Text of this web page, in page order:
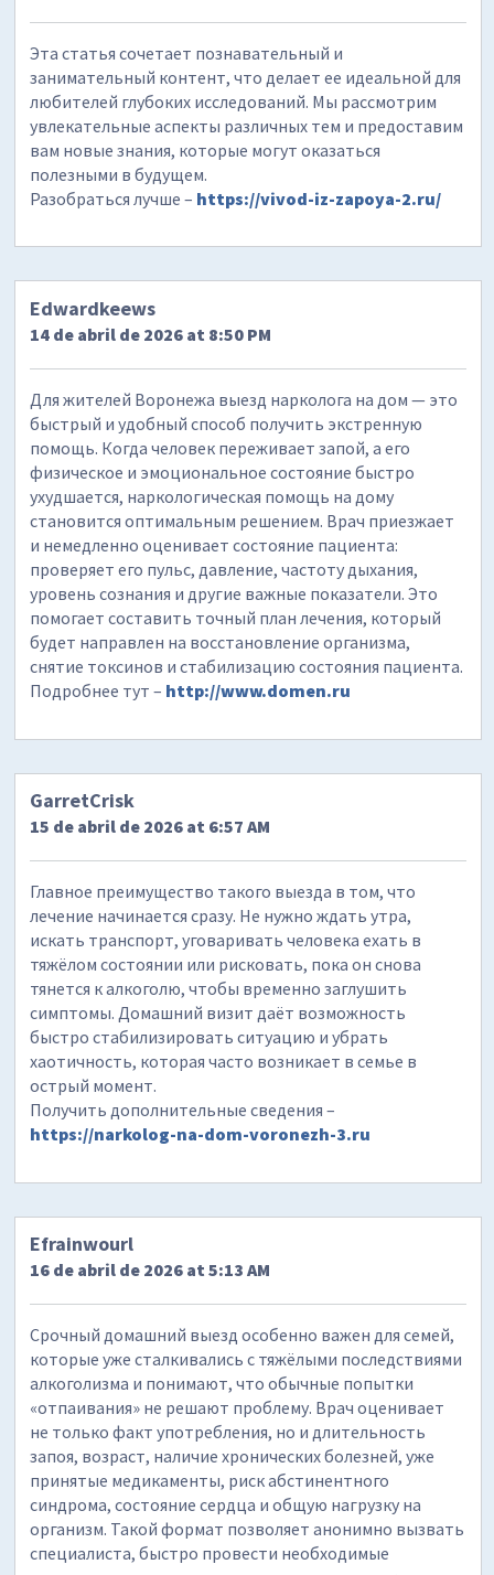
Эта статья сочетает познавательный и
занимательный контент, что делает ее идеальной для
любителей глубоких исследований. Мы рассмотрим
увлекательные аспекты различных тем и предоставим
вам новые знания, которые могут оказаться
полезными в будущем.
Разобраться лучше – https://vivod-iz-zapoya-2.ru/
Edwardkeews
14 de abril de 2026 at 8:50 PM
Для жителей Воронежа выезд нарколога на дом — это
быстрый и удобный способ получить экстренную
помощь. Когда человек переживает запой, а его
физическое и эмоциональное состояние быстро
ухудшается, наркологическая помощь на дому
становится оптимальным решением. Врач приезжает
и немедленно оценивает состояние пациента:
проверяет его пульс, давление, частоту дыхания,
уровень сознания и другие важные показатели. Это
помогает составить точный план лечения, который
будет направлен на восстановление организма,
снятие токсинов и стабилизацию состояния пациента.
Подробнее тут – http://www.domen.ru
GarretCrisk
15 de abril de 2026 at 6:57 AM
Главное преимущество такого выезда в том, что
лечение начинается сразу. Не нужно ждать утра,
искать транспорт, уговаривать человека ехать в
тяжёлом состоянии или рисковать, пока он снова
тянется к алкоголю, чтобы временно заглушить
симптомы. Домашний визит даёт возможность
быстро стабилизировать ситуацию и убрать
хаотичность, которая часто возникает в семье в
острый момент.
Получить дополнительные сведения –
https://narkolog-na-dom-voronezh-3.ru
Efrainwourl
16 de abril de 2026 at 5:13 AM
Срочный домашний выезд особенно важен для семей,
которые уже сталкивались с тяжёлыми последствиями
алкоголизма и понимают, что обычные попытки
«отпаивания» не решают проблему. Врач оценивает
не только факт употребления, но и длительность
запоя, возраст, наличие хронических болезней, уже
принятые медикаменты, риск абстинентного
синдрома, состояние сердца и общую нагрузку на
организм. Такой формат позволяет анонимно вызвать
специалиста, быстро провести необходимые